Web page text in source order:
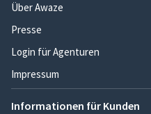
Über Awaze
Presse
Login für Agenturen
Impressum
Informationen für Kunden